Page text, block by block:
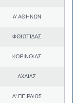
Α' ΑΘΗΝΩΝ
ΦΘΙΩΤΙΔΑΣ
ΚΟΡΙΝΘΙΑΣ
ΑΧΑΪΑΣ
Α' ΠΕΙΡΑΙΩΣ